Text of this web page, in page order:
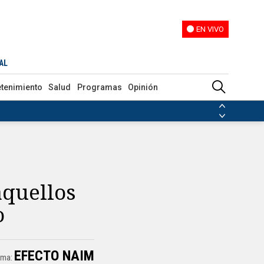
EN VIVO
Salud Programas Opinión
EFECTO NAIM